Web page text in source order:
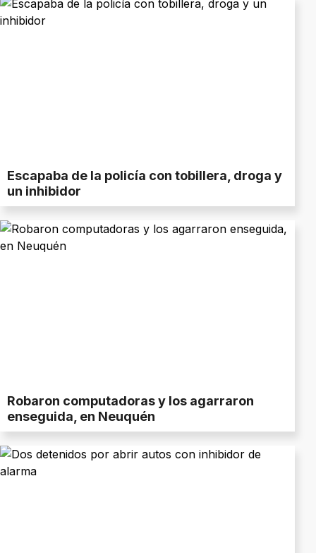
Escapaba de la policía con tobillera, droga y
un inhibidor
Robaron computadoras y los agarraron
enseguida, en Neuquén